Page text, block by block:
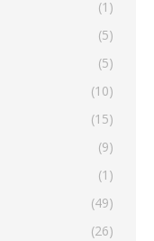
(1)
(5)
(5)
(10)
(15)
(9)
(1)
(49)
(26)